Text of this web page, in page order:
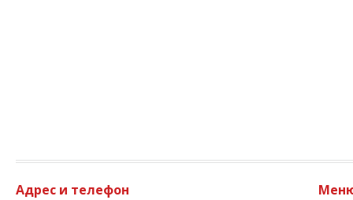
Адрес и телефон